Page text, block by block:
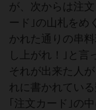
が、次からは注
ード｣の山札をめ
かれた通りの串
し上がれ！｣と
それが出来た人
れに書かれてい
｢注文カード｣の